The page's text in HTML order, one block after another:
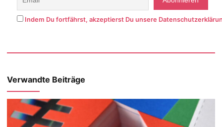
Indem Du fortfährst, akzeptierst Du unsere
Verwandte Beiträge